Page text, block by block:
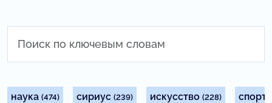
наука (474) сириус (239) искусство (228) спорт